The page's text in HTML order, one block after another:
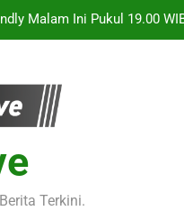
Internasional Yang
Dini Hari Ini Pukul
Ini Pukul 22.00 WIB
ASEAN Malam Ini
Malam Ini Pukul 19.00
Internasional Yang
Dini Hari Ini Pukul
Terkini.